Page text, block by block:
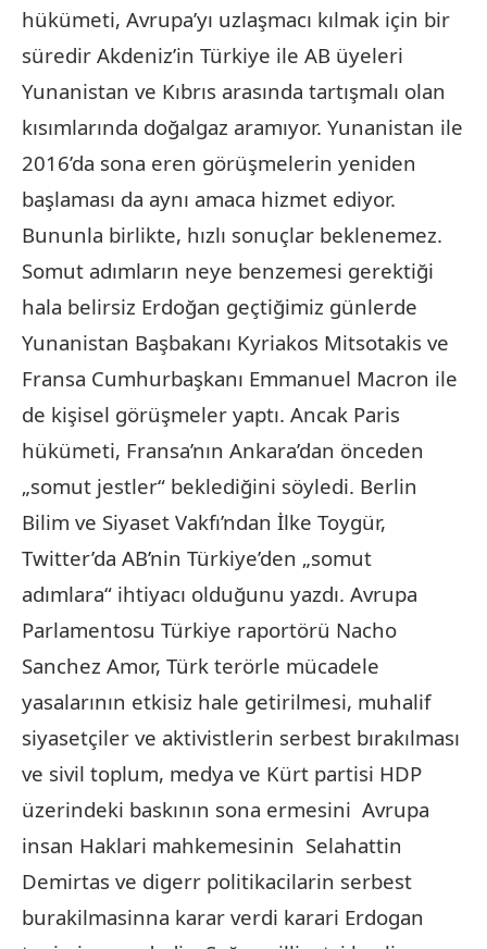
hükümeti, Avrupa’yı uzlaşmacı kılmak için bir
süredir Akdeniz’in Türkiye ile AB üyeleri
Yunanistan ve Kıbrıs arasında tartışmalı olan
kısımlarında doğalgaz aramıyor. Yunanistan ile
2016’da sona eren görüşmelerin yeniden
başlaması da aynı amaca hizmet ediyor.
Bununla birlikte, hızlı sonuçlar beklenemez.
Somut adımların neye benzemesi gerektiği
hala belirsiz Erdoğan geçtiğimiz günlerde
Yunanistan Başbakanı Kyriakos Mitsotakis ve
Fransa Cumhurbaşkanı Emmanuel Macron ile
de kişisel görüşmeler yaptı. Ancak Paris
hükümeti, Fransa’nın Ankara’dan önceden
„somut jestler“ beklediğini söyledi. Berlin
Bilim ve Siyaset Vakfı’ndan İlke Toygür,
Twitter’da AB’nin Türkiye’den „somut
adımlara“ ihtiyacı olduğunu yazdı. Avrupa
Parlamentosu Türkiye raportörü Nacho
Sanchez Amor, Türk terörle mücadele
yasalarının etkisiz hale getirilmesi, muhalif
siyasetçiler ve aktivistlerin serbest bırakılması
ve sivil toplum, medya ve Kürt partisi HDP
üzerindeki baskının sona ermesini Avrupa
insan Haklari mahkemesinin Selahattin
Demirtas ve digerr politikacilarin serbest
burakilmasinna karar verdi karari Erdogan